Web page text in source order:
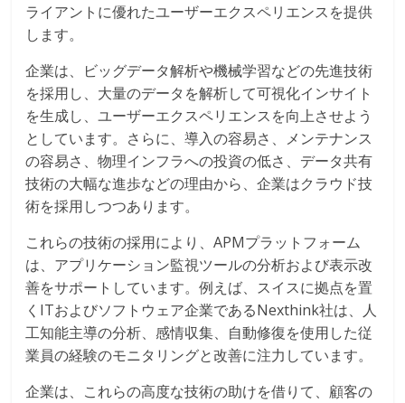
ライアントに優れたユーザーエクスペリエンスを提供
します。
企業は、ビッグデータ解析や機械学習などの先進技術
を採用し、大量のデータを解析して可視化インサイト
を生成し、ユーザーエクスペリエンスを向上させよう
としています。さらに、導入の容易さ、メンテナンス
の容易さ、物理インフラへの投資の低さ、データ共有
技術の大幅な進歩などの理由から、企業はクラウド技
術を採用しつつあります。
これらの技術の採用により、APMプラットフォーム
は、アプリケーション監視ツールの分析および表示改
善をサポートしています。例えば、スイスに拠点を置
くITおよびソフトウェア企業であるNexthink社は、人
工知能主導の分析、感情収集、自動修復を使用した従
業員の経験のモニタリングと改善に注力しています。
企業は、これらの高度な技術の助けを借りて、顧客の